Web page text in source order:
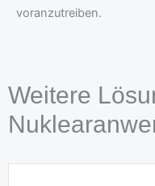
voranzutreiben.
Weitere